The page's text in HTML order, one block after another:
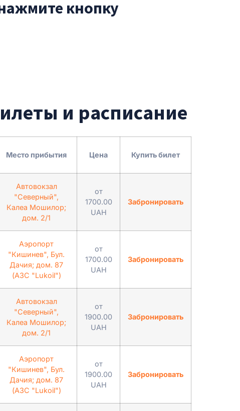
кнопку
и расписание
Место прибытия Цена Купить билет
Автовокзал
"Северный",
Калеа Мошилор;
дом. 2/1
от
1700.00
UAH
Забронировать
Аэропорт
"Кишинев", Бул.
Дачия; дом. 87
(АЗС "Lukoil")
от
1700.00
UAH
Забронировать
Автовокзал
"Северный",
Калеа Мошилор;
дом. 2/1
от
1900.00
UAH
Забронировать
Аэропорт
"Кишинев", Бул.
Дачия; дом. 87
(АЗС "Lukoil")
от
1900.00
UAH
Забронировать